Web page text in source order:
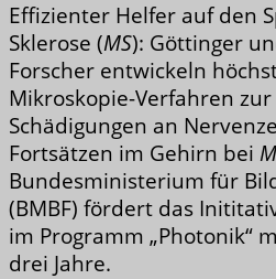
Effizienter Helfer auf den
Sklerose (MS): Göttinger
Forscher entwickeln
Mikroskopie-Verfahren
Schädigungen an
Fortsätzen im Gehirn bei
Bundesministerium für
(BMBF) fördert das
im Programm „Photonik“
drei Jahre.